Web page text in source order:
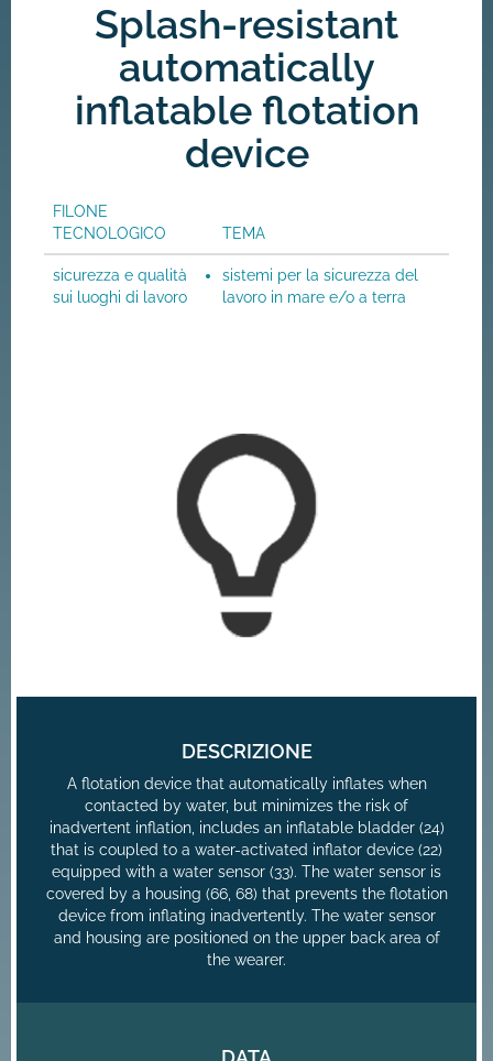
Splash-resistant
automatically
inflatable flotation
device
FILONE
TECNOLOGICO
TEMA
sicurezza e qualità
sui luoghi di lavoro
sistemi per la sicurezza del
lavoro in mare e/o a terra
DESCRIZIONE
A flotation device that automatically inflates when
contacted by water, but minimizes the risk of
inadvertent inflation, includes an inflatable bladder (24)
that is coupled to a water-activated inflator device (22)
equipped with a water sensor (33). The water sensor is
covered by a housing (66, 68) that prevents the flotation
device from inflating inadvertently. The water sensor
and housing are positioned on the upper back area of
the wearer.